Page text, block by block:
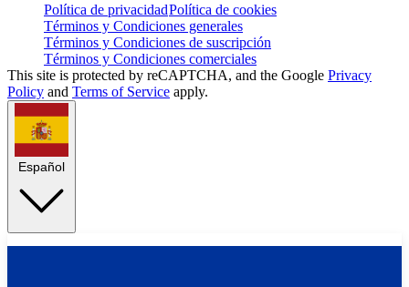
Política de privacidadPolítica de cookies
Términos y Condiciones generales
Términos y Condiciones de suscripción
Términos y Condiciones comerciales
This site is protected by reCAPTCHA, and the Google Privacy
Policy and Terms of Service apply.
Español